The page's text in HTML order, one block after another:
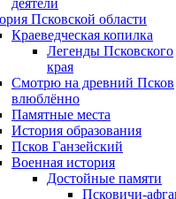
деятели
Псковской области
Краеведческая копилка
Легенды Псковского
края
Смотрю на древний Псков
влюблённо
Памятные места
История образования
Псков Ганзейский
Военная история
Достойные памяти
Псковичи-